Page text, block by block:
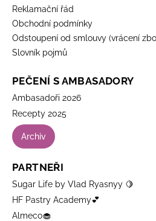
Reklamační řád
Obchodní podmínky
Odstoupení od smlouvy (vrácení
Slovník pojmů
PEČENÍ S AMBASADORY
Ambasadoři 2026
Recepty 2025
Archiv
PARTNEŘI
Sugar Life by Vlad Ryasnyy 🍋
HF Pastry Academy💕
Almeco🧁